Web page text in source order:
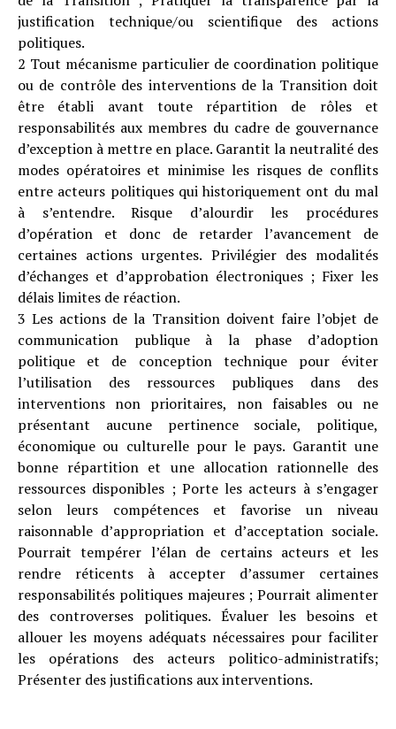
justification technique/ou scientifique des actions
politiques.
2 Tout mécanisme particulier de coordination politique
ou de contrôle des interventions de la Transition doit
être établi avant toute répartition de rôles et
responsabilités aux membres du cadre de gouvernance
d’exception à mettre en place. Garantit la neutralité des
modes opératoires et minimise les risques de conflits
entre acteurs politiques qui historiquement ont du mal
à s’entendre. Risque d’alourdir les procédures
d’opération et donc de retarder l’avancement de
certaines actions urgentes. Privilégier des modalités
d’échanges et d’approbation électroniques ; Fixer les
délais limites de réaction.
3 Les actions de la Transition doivent faire l’objet de
communication publique à la phase d’adoption
politique et de conception technique pour éviter
l’utilisation des ressources publiques dans des
interventions non prioritaires, non faisables ou ne
présentant aucune pertinence sociale, politique,
économique ou culturelle pour le pays. Garantit une
bonne répartition et une allocation rationnelle des
ressources disponibles ; Porte les acteurs à s’engager
selon leurs compétences et favorise un niveau
raisonnable d’appropriation et d’acceptation sociale.
Pourrait tempérer l’élan de certains acteurs et les
rendre réticents à accepter d’assumer certaines
responsabilités politiques majeures ; Pourrait alimenter
des controverses politiques. Évaluer les besoins et
allouer les moyens adéquats nécessaires pour faciliter
les opérations des acteurs politico-administratifs;
Présenter des justifications aux interventions.